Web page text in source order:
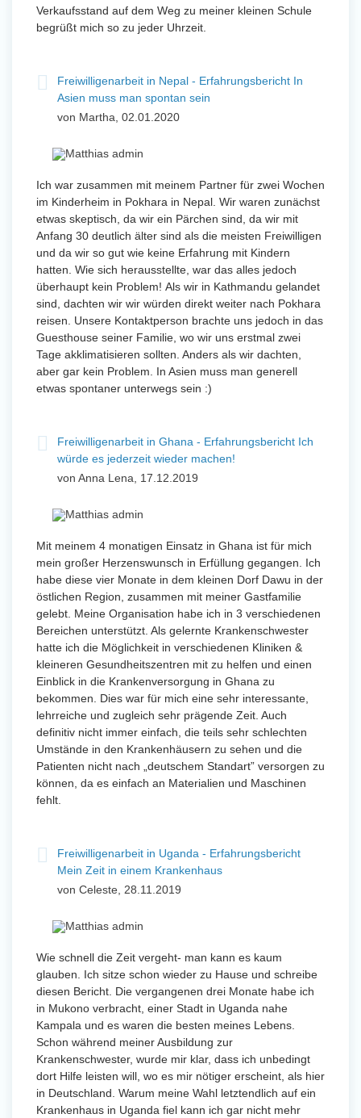
Verkaufsstand auf dem Weg zu meiner kleinen Schule
begrüßt mich so zu jeder Uhrzeit.
Freiwilligenarbeit in Nepal - Erfahrungsbericht In
Asien muss man spontan sein
von Martha, 02.01.2020
Ich war zusammen mit meinem Partner für zwei Wochen
im Kinderheim in Pokhara in Nepal. Wir waren zunächst
etwas skeptisch, da wir ein Pärchen sind, da wir mit
Anfang 30 deutlich älter sind als die meisten Freiwilligen
und da wir so gut wie keine Erfahrung mit Kindern
hatten. Wie sich herausstellte, war das alles jedoch
überhaupt kein Problem! Als wir in Kathmandu gelandet
sind, dachten wir wir würden direkt weiter nach Pokhara
reisen. Unsere Kontaktperson brachte uns jedoch in das
Guesthouse seiner Familie, wo wir uns erstmal zwei
Tage akklimatisieren sollten. Anders als wir dachten,
aber gar kein Problem. In Asien muss man generell
etwas spontaner unterwegs sein :)
Freiwilligenarbeit in Ghana - Erfahrungsbericht Ich
würde es jederzeit wieder machen!
von Anna Lena, 17.12.2019
Mit meinem 4 monatigen Einsatz in Ghana ist für mich
mein großer Herzenswunsch in Erfüllung gegangen. Ich
habe diese vier Monate in dem kleinen Dorf Dawu in der
östlichen Region, zusammen mit meiner Gastfamilie
gelebt. Meine Organisation habe ich in 3 verschiedenen
Bereichen unterstützt. Als gelernte Krankenschwester
hatte ich die Möglichkeit in verschiedenen Kliniken &
kleineren Gesundheitszentren mit zu helfen und einen
Einblick in die Krankenversorgung in Ghana zu
bekommen. Dies war für mich eine sehr interessante,
lehrreiche und zugleich sehr prägende Zeit. Auch
definitiv nicht immer einfach, die teils sehr schlechten
Umstände in den Krankenhäusern zu sehen und die
Patienten nicht nach „deutschem Standart” versorgen zu
können, da es einfach an Materialien und Maschinen
fehlt.
Freiwilligenarbeit in Uganda - Erfahrungsbericht
Mein Zeit in einem Krankenhaus
von Celeste, 28.11.2019
Wie schnell die Zeit vergeht- man kann es kaum
glauben. Ich sitze schon wieder zu Hause und schreibe
diesen Bericht. Die vergangenen drei Monate habe ich
in Mukono verbracht, einer Stadt in Uganda nahe
Kampala und es waren die besten meines Lebens.
Schon während meiner Ausbildung zur
Krankenschwester, wurde mir klar, dass ich unbedingt
dort Hilfe leisten will, wo es mir nötiger erscheint, als hier
in Deutschland. Warum meine Wahl letztendlich auf ein
Krankenhaus in Uganda fiel kann ich gar nicht mehr